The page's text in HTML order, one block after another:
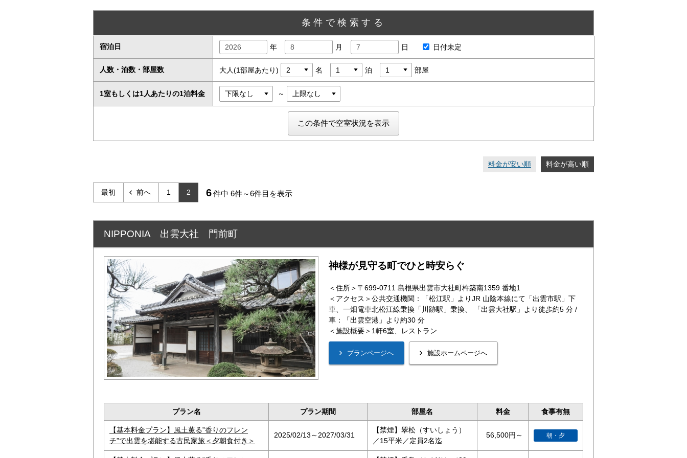
条件で検索する
宿泊日 年 月 日 日付未定
人数・泊数・部屋数 大人(1部屋あたり) 名 泊 部屋
1室もしくは1人あたりの1泊料金 ～
料金が安い順 料金が高い順
最初 前へ 1 2 6件中 6件～6件目を表示
NIPPONIA 出雲大社 門前町
神様が見守る町でひと時安らぐ
＜住所＞〒699-0711 島根県出雲市大社町杵築南1359 番地1
＜アクセス＞公共交通機関：「松江駅」よりJR 山陰本線にて「出雲市駅」下
車、一畑電車北松江線乗換「川跡駅」乗換、 「出雲大社駅」より徒歩約5 分 /
車：「出雲空港」より約30 分
＜施設概要＞1軒6室、レストラン
プラン名 プラン期間 部屋名 料金 食事有無
【基本料金プラン】風土薫る”香りのフレン
チ”で出雲を堪能する古民家旅＜夕朝食付き＞
2025/02/13～2027/03/31
【禁煙】翠松（すいしょう）
／15平米／定員2名迄
56,500円～ 朝・夕